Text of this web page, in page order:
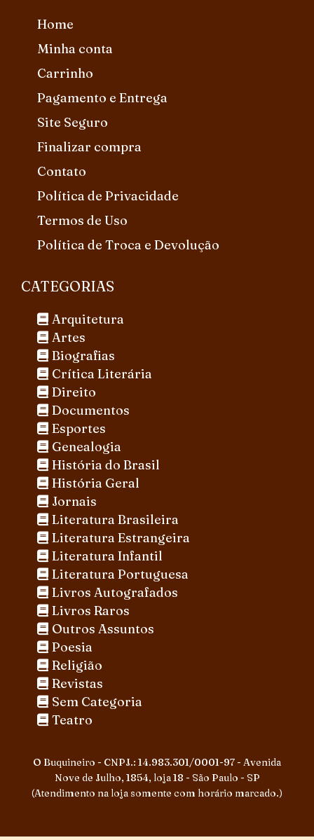
Home
Minha conta
Carrinho
Pagamento e Entrega
Site Seguro
Finalizar compra
Contato
Política de Privacidade
Termos de Uso
Política de Troca e Devolução
CATEGORIAS
Arquitetura
Artes
Biografias
Crítica Literária
Direito
Documentos
Esportes
Genealogia
História do Brasil
História Geral
Jornais
Literatura Brasileira
Literatura Estrangeira
Literatura Infantil
Literatura Portuguesa
Livros Autografados
Livros Raros
Outros Assuntos
Poesia
Religião
Revistas
Sem Categoria
Teatro
O Buquineiro - CNPJ.: 14.983.301/0001-97 - Avenida
Nove de Julho, 1854, loja 18 - São Paulo - SP
(Atendimento na loja somente com horário marcado.)